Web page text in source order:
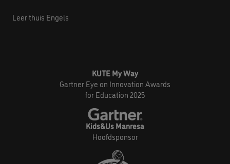
Leer thuis Engels
KUTE My Way
Gartner Eye on Innovation Awards
for Education 2025
Kids&Us Manresa
Hoofdsponsor